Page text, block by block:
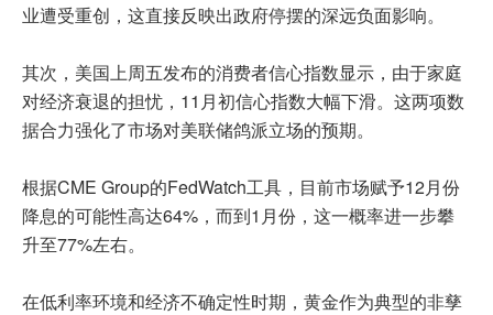
业遭受重创，这直接反映出政府停摆的深远负面影响。
其次，美国上周五发布的消费者信心指数显示，由于家庭
对经济衰退的担忧，11月初信心指数大幅下滑。这两项数
据合力强化了市场对美联储鸽派立场的预期。
根据CME Group的FedWatch工具，目前市场赋予12月份
降息的可能性高达64%，而到1月份，这一概率进一步攀
升至77%左右。
在低利率环境和经济不确定性时期，黄金作为典型的非孳